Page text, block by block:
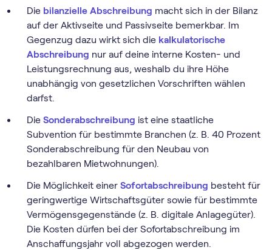
Die bilanzielle Abschreibung macht sich in der Bilanz
auf der Aktivseite und Passivseite bemerkbar. Im
Gegenzug dazu wirkt sich die kalkulatorische
Abschreibung nur auf deine interne Kosten- und
Leistungsrechnung aus, weshalb du ihre Höhe
unabhängig von gesetzlichen Vorschriften wählen
darfst.
Die Sonderabschreibung ist eine staatliche
Subvention für bestimmte Branchen (z. B. 40 Prozent
Sonderabschreibung für den Neubau von
bezahlbaren Mietwohnungen).
Die Möglichkeit einer Sofortabschreibung besteht für
geringwertige Wirtschaftsgüter sowie für bestimmte
Vermögensgegenstände (z. B. digitale Anlagegüter).
Die Kosten dürfen bei der Sofortabschreibung im
Anschaffungsjahr voll abgezogen werden.